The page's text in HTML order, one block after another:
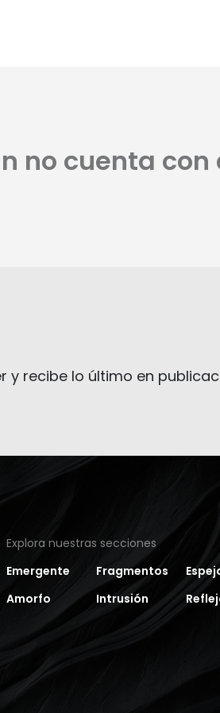
no cuenta
y recibe lo último en
Explora nuestras secciones
Emergente
Fragmentos
Amorfo
Intrusión